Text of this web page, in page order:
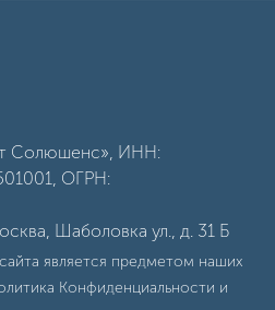
Солюшенс», ИНН:
ОГРН:
Шаболовка ул., д. 31 Б
является предметом наших
Конфиденциальности и